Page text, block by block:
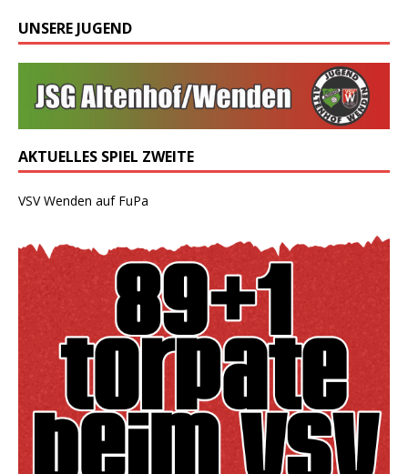
UNSERE JUGEND
AKTUELLES SPIEL ZWEITE
VSV Wenden auf FuPa